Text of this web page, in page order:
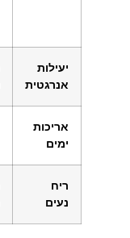
יעילות
אנרגטית
אריכות
ימים
ריח
נעים